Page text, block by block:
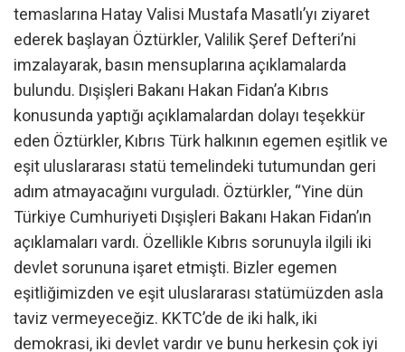
temaslarına Hatay Valisi Mustafa Masatlı’yı ziyaret
ederek başlayan Öztürkler, Valilik Şeref Defteri’ni
imzalayarak, basın mensuplarına açıklamalarda
bulundu. Dışişleri Bakanı Hakan Fidan’a Kıbrıs
konusunda yaptığı açıklamalardan dolayı teşekkür
eden Öztürkler, Kıbrıs Türk halkının egemen eşitlik ve
eşit uluslararası statü temelindeki tutumundan geri
adım atmayacağını vurguladı. Öztürkler, “Yine dün
Türkiye Cumhuriyeti Dışişleri Bakanı Hakan Fidan’ın
açıklamaları vardı. Özellikle Kıbrıs sorunuyla ilgili iki
devlet sorununa işaret etmişti. Bizler egemen
eşitliğimizden ve eşit uluslararası statümüzden asla
taviz vermeyeceğiz. KKTC’de de iki halk, iki
demokrasi, iki devlet vardır ve bunu herkesin çok iyi